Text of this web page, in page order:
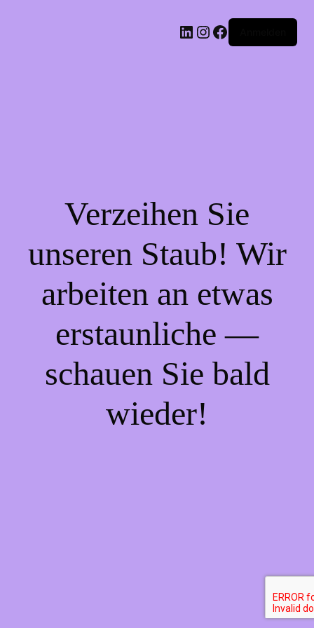
LinkedIn
Instagram
Facebook
Verzeihen Sie
unseren Staub! Wir
arbeiten an etwas
erstaunliche —
schauen Sie bald
wieder!